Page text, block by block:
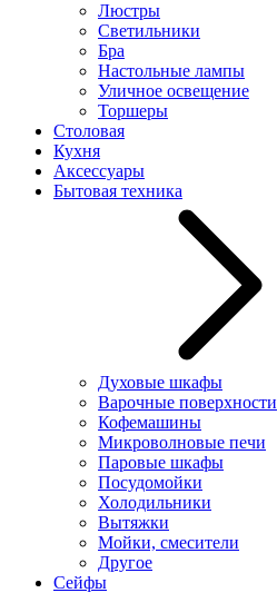
Люстры
Светильники
Бра
Настольные лампы
Уличное освещение
Торшеры
Столовая
Кухня
Аксессуары
Бытовая техника
Духовые шкафы
Варочные поверхности
Кофемашины
Микроволновые печи
Паровые шкафы
Посудомойки
Холодильники
Вытяжки
Мойки, смесители
Другое
Сейфы